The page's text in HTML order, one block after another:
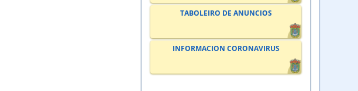
TABOLEIRO DE ANUNCIOS
INFORMACION CORONAVIRUS